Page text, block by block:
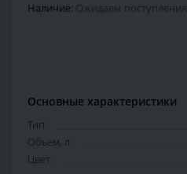
Наличие: Ожидаем поступления
Основные характеристики
Тип:
Объем, л:
Цвет: